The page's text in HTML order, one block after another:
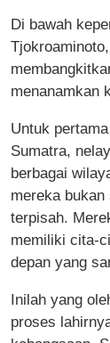
Di bawah
menanamkan
Untuk
Sumatra,
berbagai
mereka
terpisah.
memiliki cita-
depan yang
Inilah yang
proses